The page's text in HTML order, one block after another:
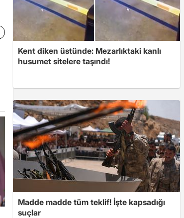
Kent diken üstünde: Mezarlıktaki kanlı
husumet sitelere taşındı!
Madde madde tüm teklif! İşte kapsadığı
suçlar